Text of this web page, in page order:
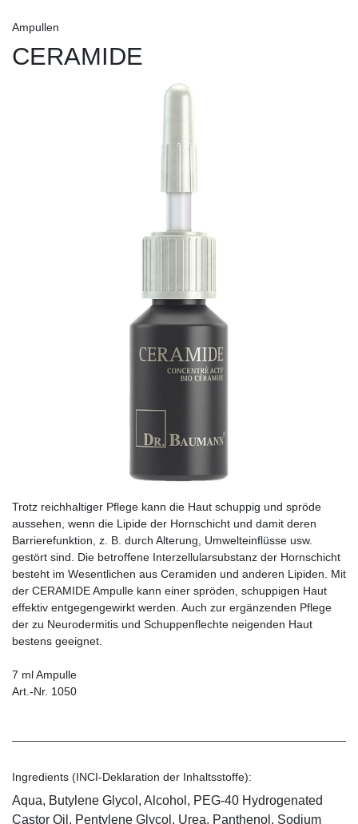
Ampullen
CERAMIDE
Trotz reichhaltiger Pflege kann die Haut schuppig und spröde
aussehen, wenn die Lipide der Hornschicht und damit deren
Barrierefunktion, z. B. durch Alterung, Umwelteinflüsse usw.
gestört sind. Die betroffene Interzellularsubstanz der Hornschicht
besteht im Wesentlichen aus Ceramiden und anderen Lipiden. Mit
der CERAMIDE Ampulle kann einer spröden, schuppigen Haut
effektiv entgegengewirkt werden. Auch zur ergänzenden Pflege
der zu Neurodermitis und Schuppenflechte neigenden Haut
bestens geeignet.
7 ml Ampulle
Art.-Nr. 1050
Ingredients (INCI-Deklaration der Inhaltsstoffe):
Aqua, Butylene Glycol, Alcohol, PEG-40 Hydrogenated
Castor Oil, Pentylene Glycol, Urea, Panthenol, Sodium